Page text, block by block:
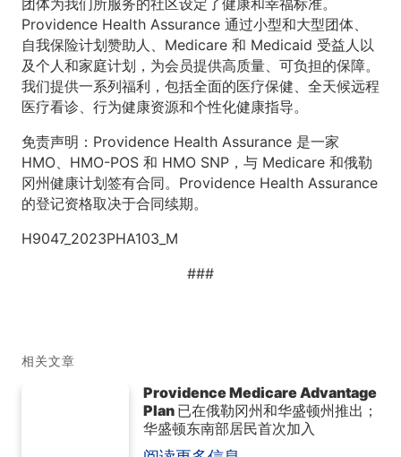
团体为我们所服务的社区设定了健康和幸福标准。
Providence Health Assurance 通过小型和大型团体、
自我保险计划赞助人、Medicare 和 Medicaid 受益人以
及个人和家庭计划，为会员提供高质量、可负担的保障。
我们提供一系列福利，包括全面的医疗保健、全天候远程
医疗看诊、行为健康资源和个性化健康指导。
免责声明：Providence Health Assurance 是一家
HMO、HMO-POS 和 HMO SNP，与 Medicare 和俄勒
冈州健康计划签有合同。Providence Health Assurance
的登记资格取决于合同续期。
H9047_2023PHA103_M
###
相关文章
Providence Medicare Advantage
Plan 已在俄勒冈州和华盛顿州推出；
华盛顿东南部居民首次加入